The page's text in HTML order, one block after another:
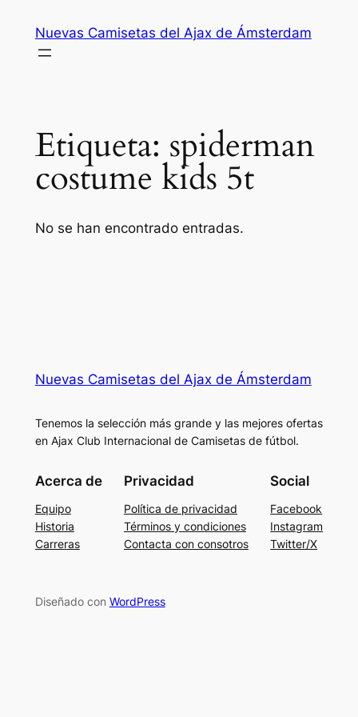
contenido
Nuevas Camisetas del Ajax de Ámsterdam
Etiqueta: spiderman
costume kids 5t
No se han encontrado entradas.
Nuevas Camisetas del Ajax de Ámsterdam
Tenemos la selección más grande y las mejores ofertas
en Ajax Club Internacional de Camisetas de fútbol.
Acerca de
Equipo
Historia
Carreras
Privacidad
Política de privacidad
Términos y condiciones
Contacta con consotros
Social
Facebook
Instagram
Twitter/X
Diseñado con WordPress